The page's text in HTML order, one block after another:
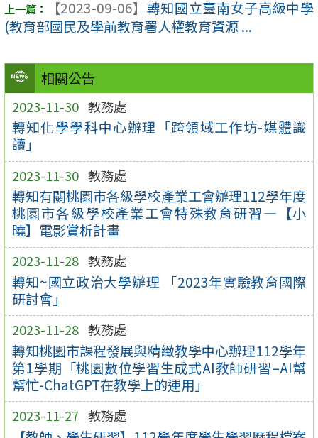
相關公告
2023-11-30 教務處
轉知化學學科中心辦理「跨領域工作坊-媒體識
讀」
2023-11-30 教務處
轉知有關桃園市各級學校產業工會辦理112學年度
桃園市各級學校產業工會特殊教育研習—【小
曉】電影賞析計畫
2023-11-28 教務處
轉知~國立政治大學辦理 「2023年實驗教育國際
研討會」
2023-11-28 教務處
轉知桃園市課程發展與精緻教學中心辦理112學年
第1學期「桃園數位學習生成式AI教師研習–AI幫
幫忙-ChatGPT在教學上的運用」
2023-11-27 教務處
【2023-09-06】 轉知國立臺南女子高級中學
(教育部國民及學前教育署人權教育資源 ...